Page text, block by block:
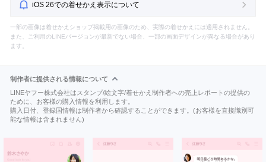
iOS 26での着せかえ表示について
一部の画像は着せかえショップ掲載用の画像のため、実際の着せかえには適用されません。
また、ご利用のLINEバージョンが最新でない場合、一部の画面デザインが異なる場合があり
ます。
制作者に提供される情報について
LINEヤフー株式会社はスタンプ/絵文字/着せかえ制作者への売上レポートの提供の
ために、お客様の購入情報を利用します。
購入日付、登録国情報は制作者から確認することができます。(お客様を直接識別可
能な情報は含まれません)